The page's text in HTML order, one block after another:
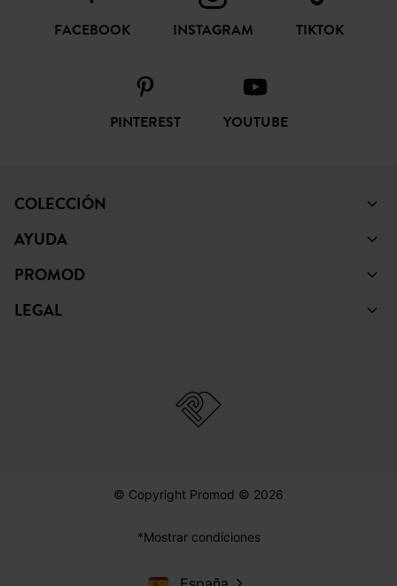
FACEBOOK INSTAGRAM TIKTOK
PINTEREST YOUTUBE
COLECCIÓN
AYUDA
PROMOD
LEGAL
© Copyright Promod © 2026
*Mostrar condiciones